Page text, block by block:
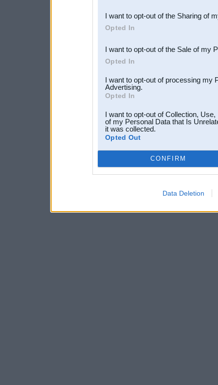
Downstream Participants
third parties.
I want to opt-out of the Sharing of
Opted In
I want to opt-out of the Sale of my
Opted In
I want to opt-out of processing my
Advertising.
Opted In
I want to opt-out of Collection,
of my Personal Data that Is
it was collected.
Opted Out
CONFIRM
Data Deletion